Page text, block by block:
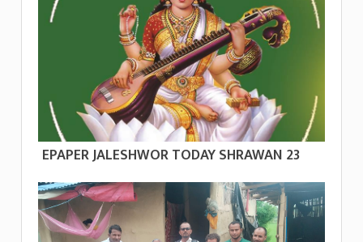
EPAPER JALESHWOR TODAY SHRAWAN 23